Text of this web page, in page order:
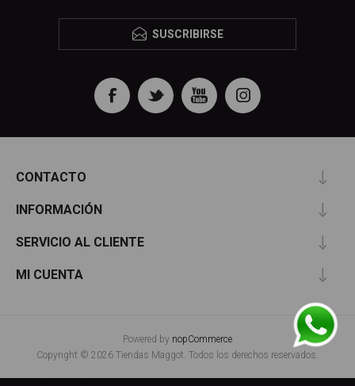
SUSCRIBIRSE
CONTACTO
INFORMACIÓN
SERVICIO AL CLIENTE
MI CUENTA
Powered by nopCommerce
Copyright © 2026 Tiendas Maggot. Todos los derechos reservados.